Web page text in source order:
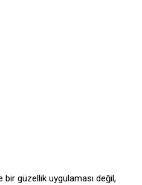
güzellik uygulaması değil,